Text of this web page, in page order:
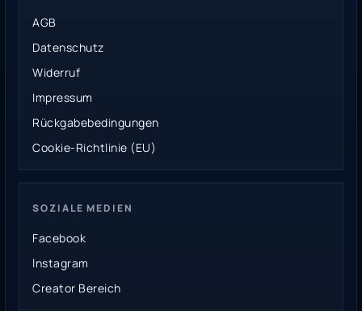
AGB
Datenschutz
Widerruf
Impressum
Rückgabebedingungen
Cookie-Richtlinie (EU)
SOZIALE MEDIEN
Facebook
Instagram
Creator Bereich